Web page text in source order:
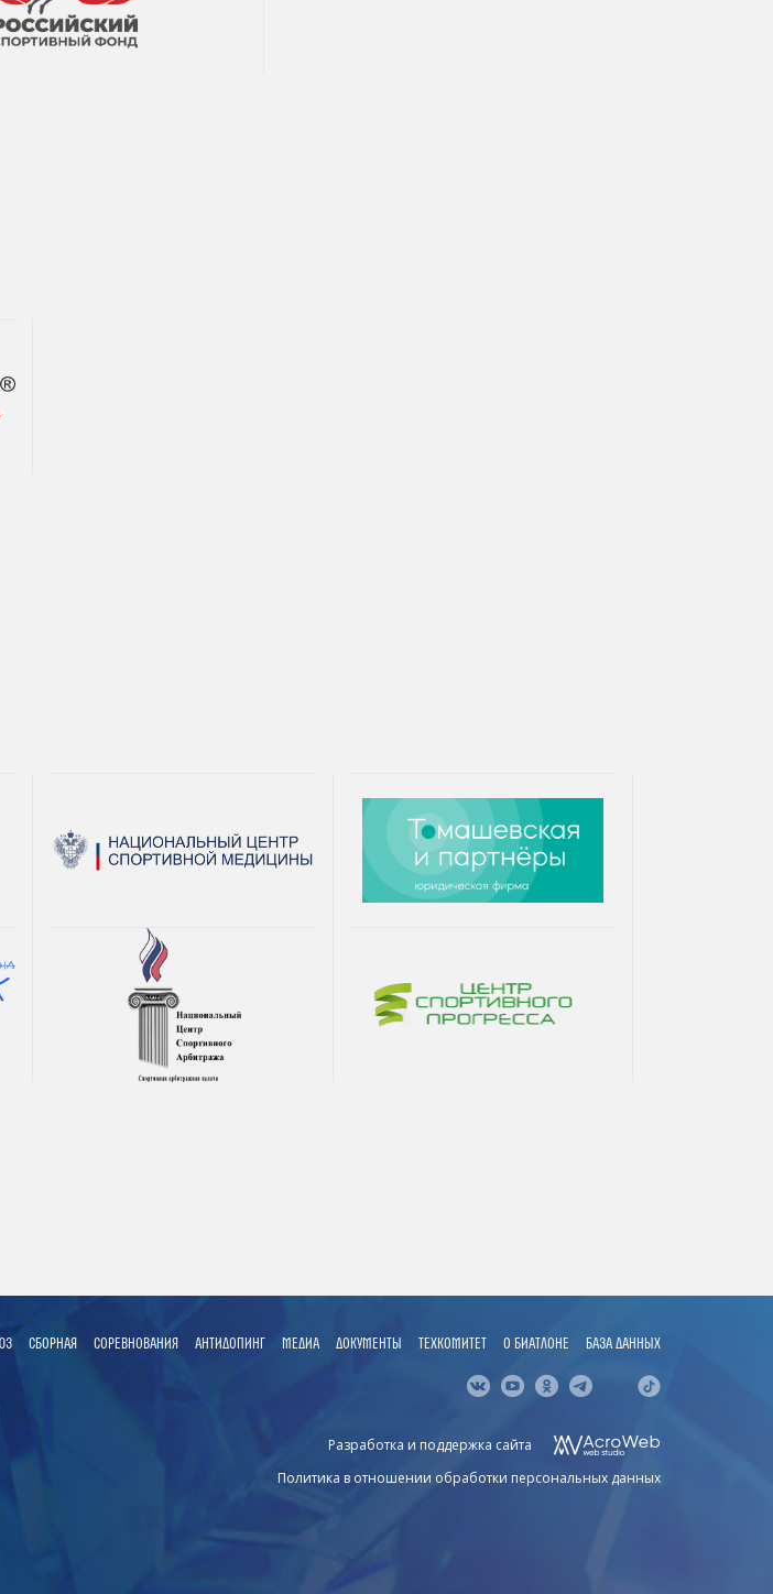
СБОРНАЯ СОРЕВНОВАНИЯ АНТИДОПИНГ МЕДИА ДОКУМЕНТЫ ТЕХКОМИТЕТ О БИАТЛОНЕ БАЗА ДАННЫХ
Разработка и поддержка сайта
Политика в отношении обработки персональных данных